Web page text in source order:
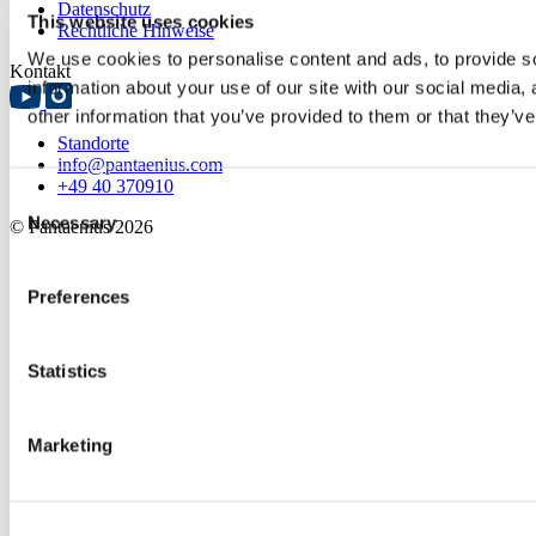
This website uses cookies
We use cookies to personalise content and ads, to provide
information about your use of our site with our social
other information that you’ve provided to them or that
Consent
Selection
Necessary
Preferences
Statistics
Marketing
Datenschutz
Rechtliche Hinweise
Kontakt
Standorte
info@pantaenius.com
+49 40 370910
© Pantaenius 2026